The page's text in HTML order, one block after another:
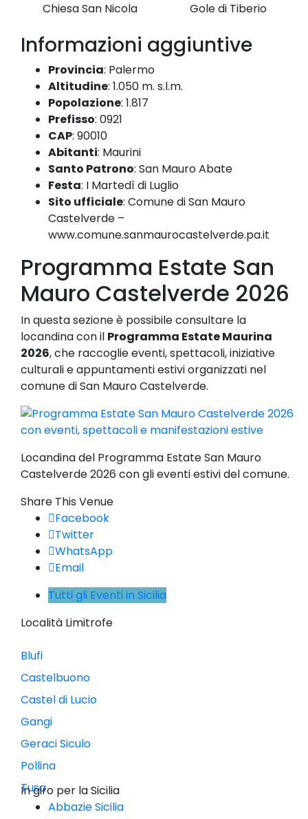
Chiesa San Nicola Gole di Tiberio
Informazioni aggiuntive
Provincia: Palermo
Altitudine: 1.050 m. s.l.m.
Popolazione: 1.817
Prefisso: 0921
CAP: 90010
Abitanti: Maurini
Santo Patrono: San Mauro Abate
Festa: I Martedì di Luglio
Sito ufficiale: Comune di San Mauro
Castelverde –
www.comune.sanmaurocastelverde.pa.it
Programma Estate San
Mauro Castelverde 2026
In questa sezione è possibile consultare la
locandina con il Programma Estate Maurina
2026, che raccoglie eventi, spettacoli, iniziative
culturali e appuntamenti estivi organizzati nel
comune di San Mauro Castelverde.
Locandina del Programma Estate San Mauro
Castelverde 2026 con gli eventi estivi del comune.
Share This Venue
Facebook
Twitter
WhatsApp
Email
Tutti gli Eventi in Sicilia
Località Limitrofe
Blufi
Castelbuono
Castel di Lucio
Gangi
Geraci Siculo
Pollina
Tusa
In giro per la Sicilia
Abbazie Sicilia